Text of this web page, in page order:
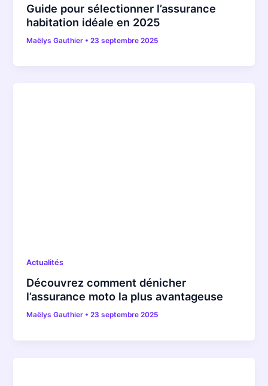
Guide pour sélectionner l’assurance
habitation idéale en 2025
Maëlys Gauthier •23 septembre 2025
Actualités
Découvrez comment dénicher
l’assurance moto la plus avantageuse
Maëlys Gauthier •23 septembre 2025